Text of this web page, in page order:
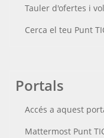
Tauler d'ofertes i
Cerca el teu Punt
Portals
Accés a aquest
Mattermost Punt